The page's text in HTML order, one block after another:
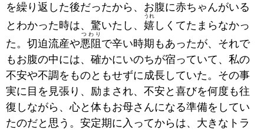
を繰り返した後だったから、お腹に赤ちゃんがいる
とわかった時は、驚いたし、 嬉
うれ
しくてたまらなかっ
た。切迫流産や悪阻
つわり
で辛い時期もあったが、それで
もお腹の中には、確かにいのちが宿っていて、私の
不安や不調をものともせずに成長していた。その事
実に目を見張り、励まされ、不安と喜びを何度も往
復しながら、心と体もお母さんになる準備をしてい
たのだと思う。安定期に入ってからは、大きなトラ